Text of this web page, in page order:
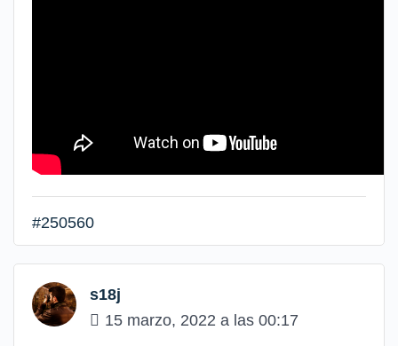
#250560
s18j
15 marzo, 2022 a las 00:17